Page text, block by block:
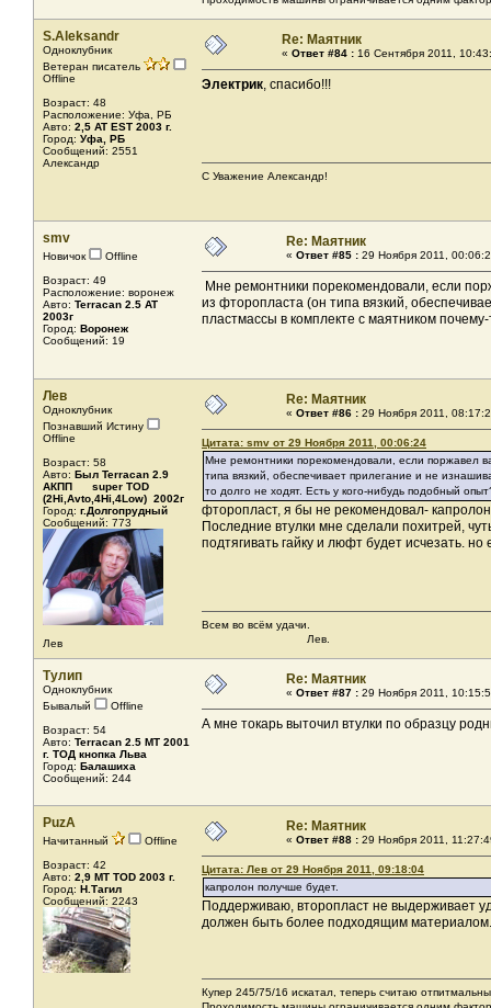
S.Aleksandr
Одноклубник
Ветеран писатель
Offline
Возраст: 48
Расположение: Уфа, РБ
Авто: 2,5 AT EST 2003 г.
Город: Уфа, РБ
Сообщений: 2551
Александр
Re: Маятник
« Ответ #84 : 16 Сентября 2011,
Электрик, спасибо!!!
С Уважение Александр!
smv
Новичок
Offline
Возраст: 49
Расположение: воронеж
Авто: Terracan 2.5 AT
2003г
Город: Воронеж
Сообщений: 19
Re: Маятник
« Ответ #85 : 29 Ноября 2011,
Мне ремонтники порекомендовали, если
из фторопласта (он типа вязкий,
пластмассы в комплекте с маятником
Лев
Одноклубник
Познавший Истину
Offline
Возраст: 58
Авто: Был Terracan 2.9
АКПП super TOD
(2Hi,Avto,4Hi,4Low) 2002г
Город: г.Долгопрудный
Сообщений: 773
Лев
Re: Маятник
« Ответ #86 : 29 Ноября 2011,
Цитата: smv от 29 Ноября 2011, 00:06:24
Мне ремонтники порекомендовали, если поржавел
типа вязкий, обеспечивает прилегание и не
то долго не ходят. Есть у кого-нибудь подобный
фторопласт, я бы не рекомендовал-
Последние втулки мне сделали похитрей,
подтягивать гайку и люфт будет исчезать.
Всем во всём удачи.
Лев.
Тулип
Одноклубник
Бывалый
Offline
Возраст: 54
Авто: Terracan 2.5 MT 2001
г. ТОД кнопка Льва
Город: Балашиха
Сообщений: 244
Re: Маятник
« Ответ #87 : 29 Ноября 2011,
А мне токарь выточил втулки по образцу
PuzA
Начитанный
Offline
Возраст: 42
Авто: 2,9 MT TOD 2003 г.
Город: Н.Тагил
Сообщений: 2243
Re: Маятник
« Ответ #88 : 29 Ноября 2011,
Цитата: Лев от 29 Ноября 2011, 09:18:04
капролон получше будет.
Поддерживаю, второпласт не выдерживает
должен быть более подходящим материалом.
Купер 245/75/16 искатал, теперь считаю